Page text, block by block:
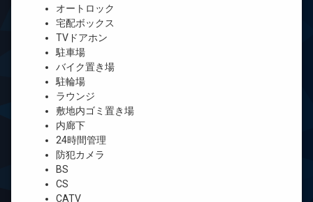
オートロック
宅配ボックス
TVドアホン
駐車場
バイク置き場
駐輪場
ラウンジ
敷地内ゴミ置き場
内廊下
24時間管理
防犯カメラ
BS
CS
CATV